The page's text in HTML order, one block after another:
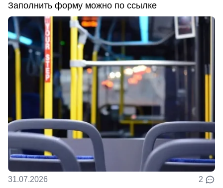
Заполнить форму можно по ссылке
31.07.2026 2